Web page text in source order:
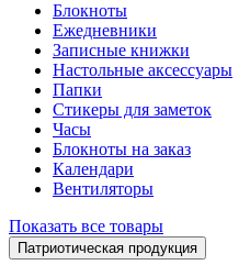
Блокноты
Ежедневники
Записные книжки
Настольные аксессуары
Папки
Стикеры для заметок
Часы
Блокноты на заказ
Календари
Вентиляторы
Показать все товары
Патриотическая продукция